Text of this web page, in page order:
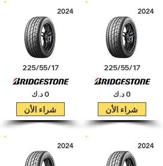
2024
225/55/17
0 د.ك
شراء الأن
2024
225/55/17
0 د.ك
شراء الأن
2024
2024